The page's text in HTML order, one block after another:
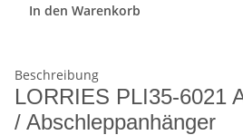
In den Warenkorb
Beschreibung
LORRIES PLI35-6021
/ Abschleppanhänger